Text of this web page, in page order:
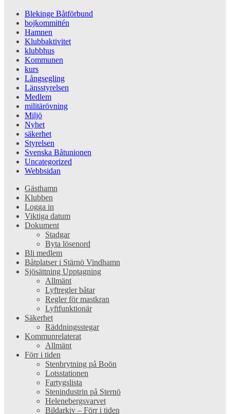
Blekinge Båtförbund
bojkommittén
Hamnen
Klubbaktivitet
klubbhus
Kommunen
kurs
Långsegling
Länsstyrelsen
Medlem
militärövning
Miljö
Nyhet
säkerhet
Styrelsen
Svenska Båtunionen
Uncategorized
Webbsidan
Gästhamn
Klubben
Logga in
Viktiga datum
Dokument
Stadgar
Byta lösenord
Bli medlem
Båtplatser i Stärnö Vindhamn
Sjösättning Upptagning
Allmänt
Lyftregler båtar
Regler för mastkran
Lyftfunktionär
Säkerhet
Räddningsstegar
Kommunrelaterat
Allmänt
Förr i tiden
Stenbrytning på Boön
Lotsstationen
Fartygslista
Stenindustrin på Sternö
Helenebergsvarvet
Bildarkiv – Förr i tiden